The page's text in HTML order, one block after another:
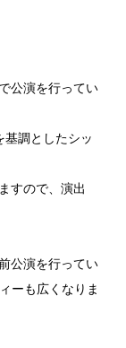
公演を行ってい
調としたシッ
すので、演出
公演を行ってい
ーも広くなりま